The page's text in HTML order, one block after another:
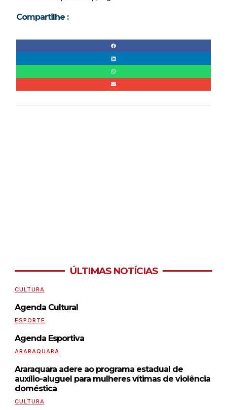
Compartilhe :
ÚLTIMAS NOTÍCIAS
CULTURA
Agenda Cultural
ESPORTE
Agenda Esportiva
ARARAQUARA
Araraquara adere ao programa estadual de
auxílio-aluguel para mulheres vítimas de violência
doméstica
CULTURA